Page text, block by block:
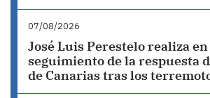
07/08/2026
José Luis Perestelo realiza
seguimiento de la respuesta
de Canarias tras los